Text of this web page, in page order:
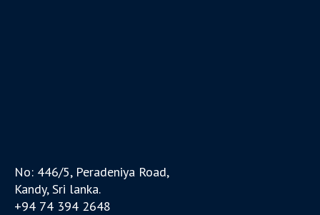
No: 446/5, Peradeniya Road,
Kandy, Sri lanka.
+94 74 394 2648